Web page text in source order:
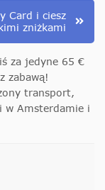
Card i ciesz
zniżkami
za jedyne 65 €
zabawą!
transport,
w Amsterdamie i